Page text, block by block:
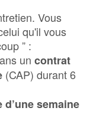
Vous
qu'il vous
” :
un contrat
(CAP) durant 6
d’une semaine